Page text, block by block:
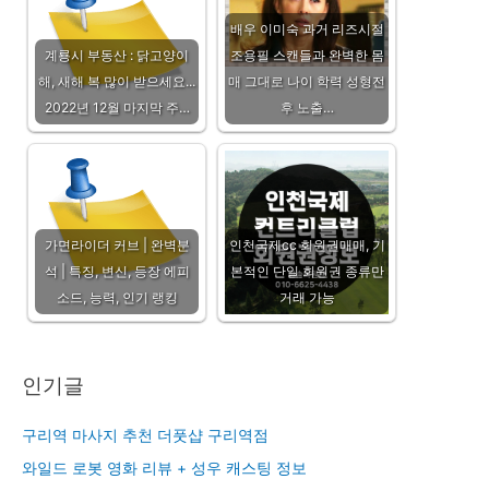
계룡시 부동산 : 닭고양이
해, 새해 복 많이 받으세요...
2022년 12월 마지막 주…
배우 이미숙 과거 리즈시절
조용필 스캔들과 완벽한 몸
매 그대로 나이 학력 성형전
후 노출…
가면라이더 커브 | 완벽분
석 | 특징, 변신, 등장 에피
소드, 능력, 인기 랭킹
인천국제cc 회원권매매, 기
본적인 단일 회원권 종류만
거래 가능
인기글
구리역 마사지 추천 더풋샵 구리역점
와일드 로봇 영화 리뷰 + 성우 캐스팅 정보